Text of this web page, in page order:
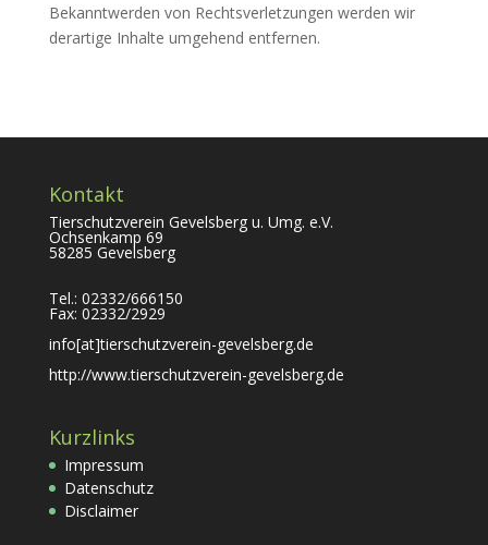
Bekanntwerden von Rechtsverletzungen werden wir
derartige Inhalte umgehend entfernen.
Kontakt
Tierschutzverein Gevelsberg u. Umg. e.V.
Ochsenkamp 69
58285 Gevelsberg
Tel.: 02332/666150
Fax: 02332/2929
info[at]tierschutzverein-gevelsberg.de
http://www.tierschutzverein-gevelsberg.de
Kurzlinks
Impressum
Datenschutz
Disclaimer